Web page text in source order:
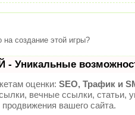
создание этой игры?
оценки: SEO, Трафик и
вечные ссылки, статьи,
вашего сайта.